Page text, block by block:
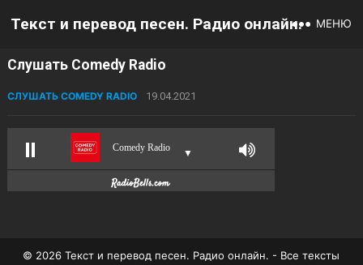
Текст и перевод песен. Радио онлайн. МЕНЮ
Слушать Comedy Radio
СЛУШАТЬ COMEDY RADIO 19.04.2021
Comedy Radio
▼
© 2026 Текст и перевод песен. Радио онлайн. - Все тексты